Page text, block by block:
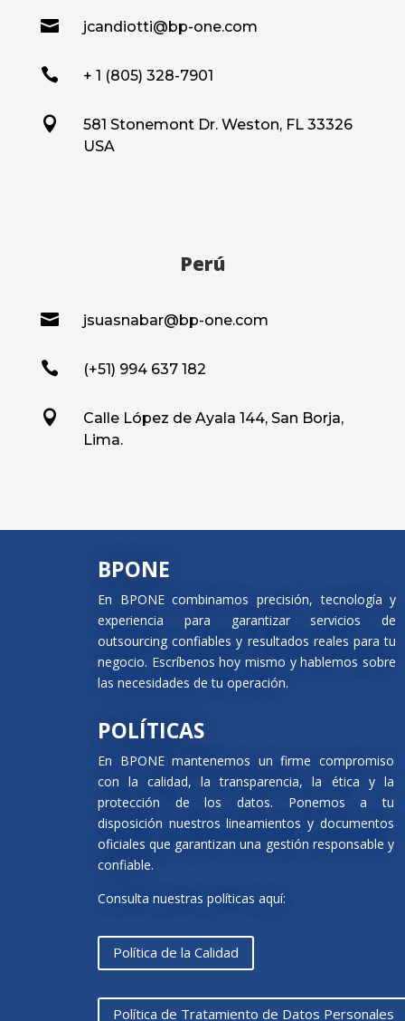
 jcandiotti@bp-one.com
 + 1 (805) 328-7901

581 Stonemont Dr. Weston, FL 33326
USA
Perú
 jsuasnabar@bp-one.com
 (+51) 994 637 182

Calle López de Ayala 144, San Borja,
Lima.
BPONE
En BPONE combinamos precisión, tecnología y
experiencia para garantizar servicios de
outsourcing confiables y resultados reales para tu
negocio. Escríbenos hoy mismo y hablemos sobre
las necesidades de tu operación.
POLÍTICAS
En BPONE mantenemos un firme compromiso
con la calidad, la transparencia, la ética y la
protección de los datos. Ponemos a tu
disposición nuestros lineamientos y documentos
oficiales que garantizan una gestión responsable y
confiable.
Consulta nuestras políticas aquí:
Política de la Calidad
Política de Tratamiento de Datos Personales